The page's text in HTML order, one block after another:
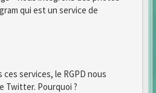
qui est un service de
services, le RGPD nous
Twitter. Pourquoi ?